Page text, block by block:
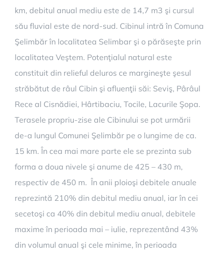
km, debitul anual mediu este de 14,7 m3 şi cursul
său fluvial este de nord-sud. Cibinul intră în Comuna
Şelimbăr în localitatea Selimbar şi o părăseşte prin
localitatea Veştem. Potenţialul natural este
constituit din relieful deluros ce margineşte şesul
străbătut de râul Cibin şi afluenţii săi: Seviş, Pârâul
Rece al Cisnădiei, Hârtibaciu, Tocile, Lacurile Şopa.
Terasele propriu-zise ale Cibinului se pot urmării
de-a lungul Comunei Şelimbăr pe o lungime de ca.
15 km. În cea mai mare parte ele se prezinta sub
forma a doua nivele şi anume de 425 – 430 m,
respectiv de 450 m. În anii ploioşi debitele anuale
reprezintă 210% din debitul mediu anual, iar în cei
secetoşi ca 40% din debitul mediu anual, debitele
maxime în perioada mai – iulie, reprezentând 43%
din volumul anual şi cele minime, în perioada